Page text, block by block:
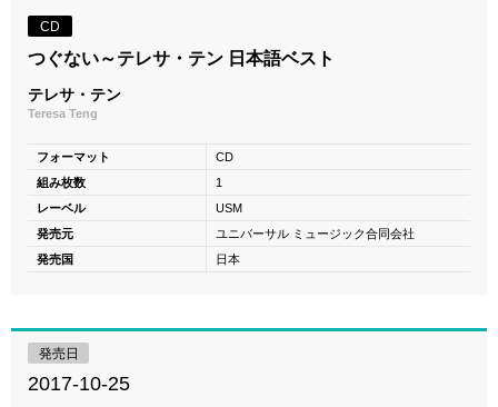
CD
つぐない～テレサ・テン 日本語ベスト
テレサ・テン
Teresa Teng
フォーマット
CD
組み枚数
1
レーベル
USM
発売元
ユニバーサル ミュージック合同会社
発売国
日本
発売日
2017-10-25